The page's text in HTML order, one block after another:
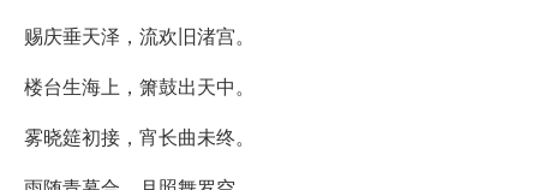
赐庆垂天泽，流欢旧渚宫。
楼台生海上，箫鼓出天中。
雾晓筵初接，宵长曲未终。